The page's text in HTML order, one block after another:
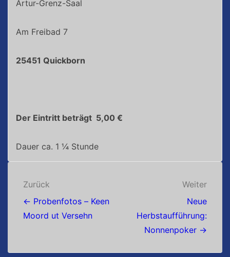
Artur-Grenz-Saal
Am Freibad 7
25451 Quickborn
Der Eintritt beträgt 5,00 €
Dauer ca. 1 ¼ Stunde
Beitragsnavigation
Zurück
← Probenfotos – Keen
Moord ut Versehn
Weiter
Neue
Herbstaufführung:
Nonnenpoker →